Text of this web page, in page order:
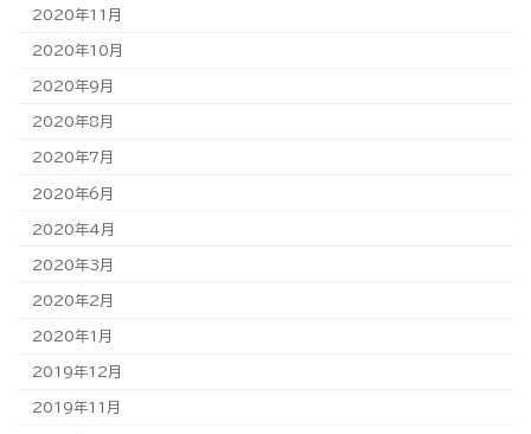
2020年11月
2020年10月
2020年9月
2020年8月
2020年7月
2020年6月
2020年4月
2020年3月
2020年2月
2020年1月
2019年12月
2019年11月